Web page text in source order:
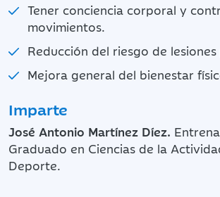
Tener conciencia corporal y
movimientos.
Reducción del riesgo de
Mejora general del bienestar
Imparte
José Antonio Martínez Díez.
Graduado en Ciencias de la
Deporte.